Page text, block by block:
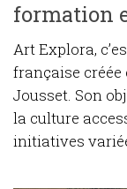
formation
Art Explora,
française créée
Jousset. Son
la culture
initiatives